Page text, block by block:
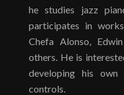
he studies jazz
participates in
Chefa Alonso,
others. He is
developing his own
controls.